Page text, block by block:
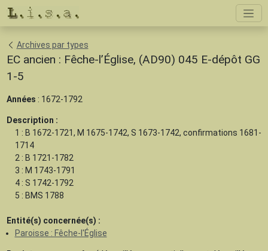
Archives par types
EC ancien : Fêche-l’Église, (AD90) 045 E-dépôt GG
1-5
Années : 1672-1792
Description :
1 : B 1672-1721, M 1675-1742, S 1673-1742, confirmations 1681-
1714
2 : B 1721-1782
3 : M 1743-1791
4 : S 1742-1792
5 : BMS 1788
Entité(s) concernée(s) :
Paroisse : Fêche-l'Église